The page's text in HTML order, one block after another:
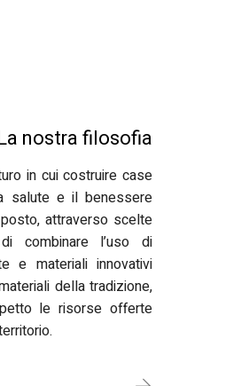
nostra filosofia
in cui costruire case
salute e il benessere
attraverso scelte
combinare l’uso di
e materiali innovativi
della tradizione,
le risorse offerte